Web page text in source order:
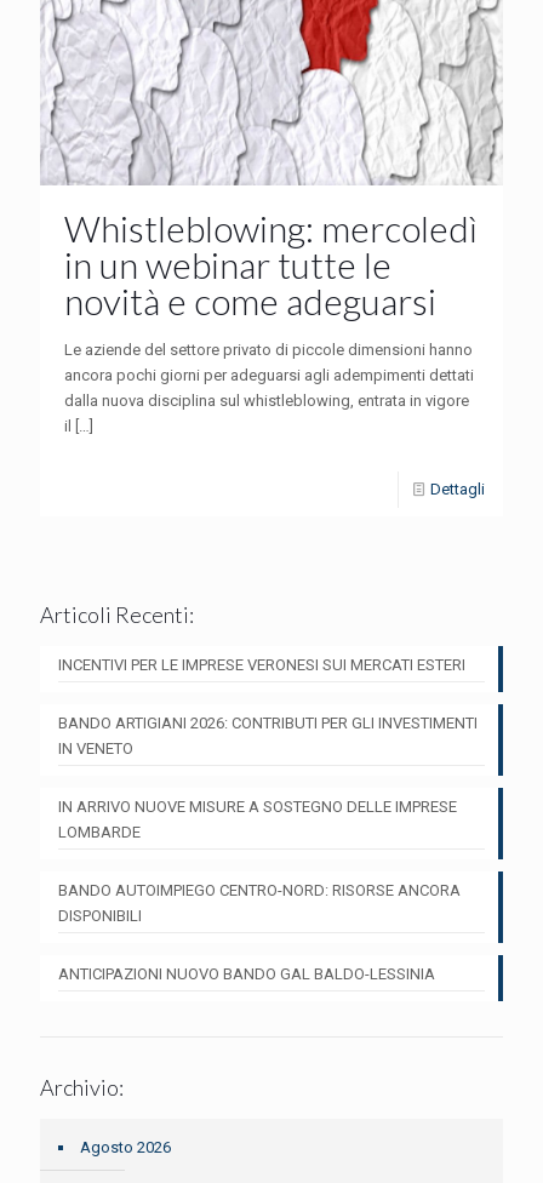
Whistleblowing: mercoledì
in un webinar tutte le
novità e come adeguarsi
Le aziende del settore privato di piccole dimensioni hanno
ancora pochi giorni per adeguarsi agli adempimenti dettati
dalla nuova disciplina sul whistleblowing, entrata in vigore
il
[…]
Dettagli
Articoli Recenti:
INCENTIVI PER LE IMPRESE VERONESI SUI MERCATI ESTERI
BANDO ARTIGIANI 2026: CONTRIBUTI PER GLI INVESTIMENTI
IN VENETO
IN ARRIVO NUOVE MISURE A SOSTEGNO DELLE IMPRESE
LOMBARDE
BANDO AUTOIMPIEGO CENTRO-NORD: RISORSE ANCORA
DISPONIBILI
ANTICIPAZIONI NUOVO BANDO GAL BALDO-LESSINIA
Archivio:
Agosto 2026